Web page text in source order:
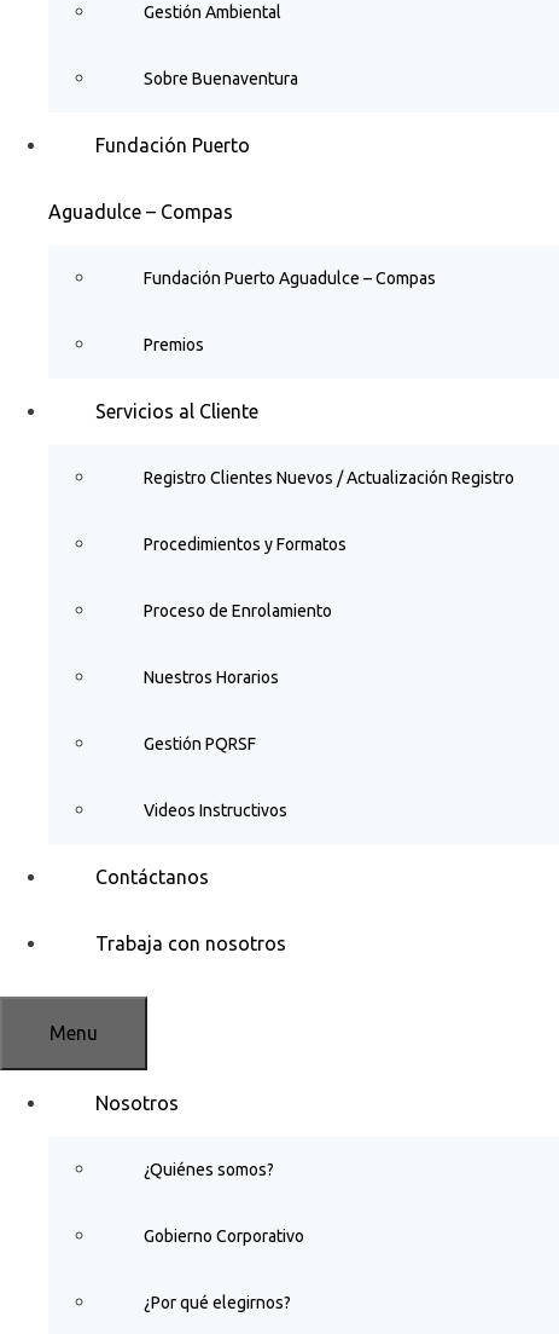
Gestión Ambiental
Sobre Buenaventura
Fundación Puerto
Aguadulce – Compas
Fundación Puerto Aguadulce – Compas
Premios
Servicios al Cliente
Registro Clientes Nuevos / Actualización Registro
Procedimientos y Formatos
Proceso de Enrolamiento
Nuestros Horarios
Gestión PQRSF
Videos Instructivos
Contáctanos
Trabaja con nosotros
Menu
Nosotros
¿Quiénes somos?
Gobierno Corporativo
¿Por qué elegirnos?